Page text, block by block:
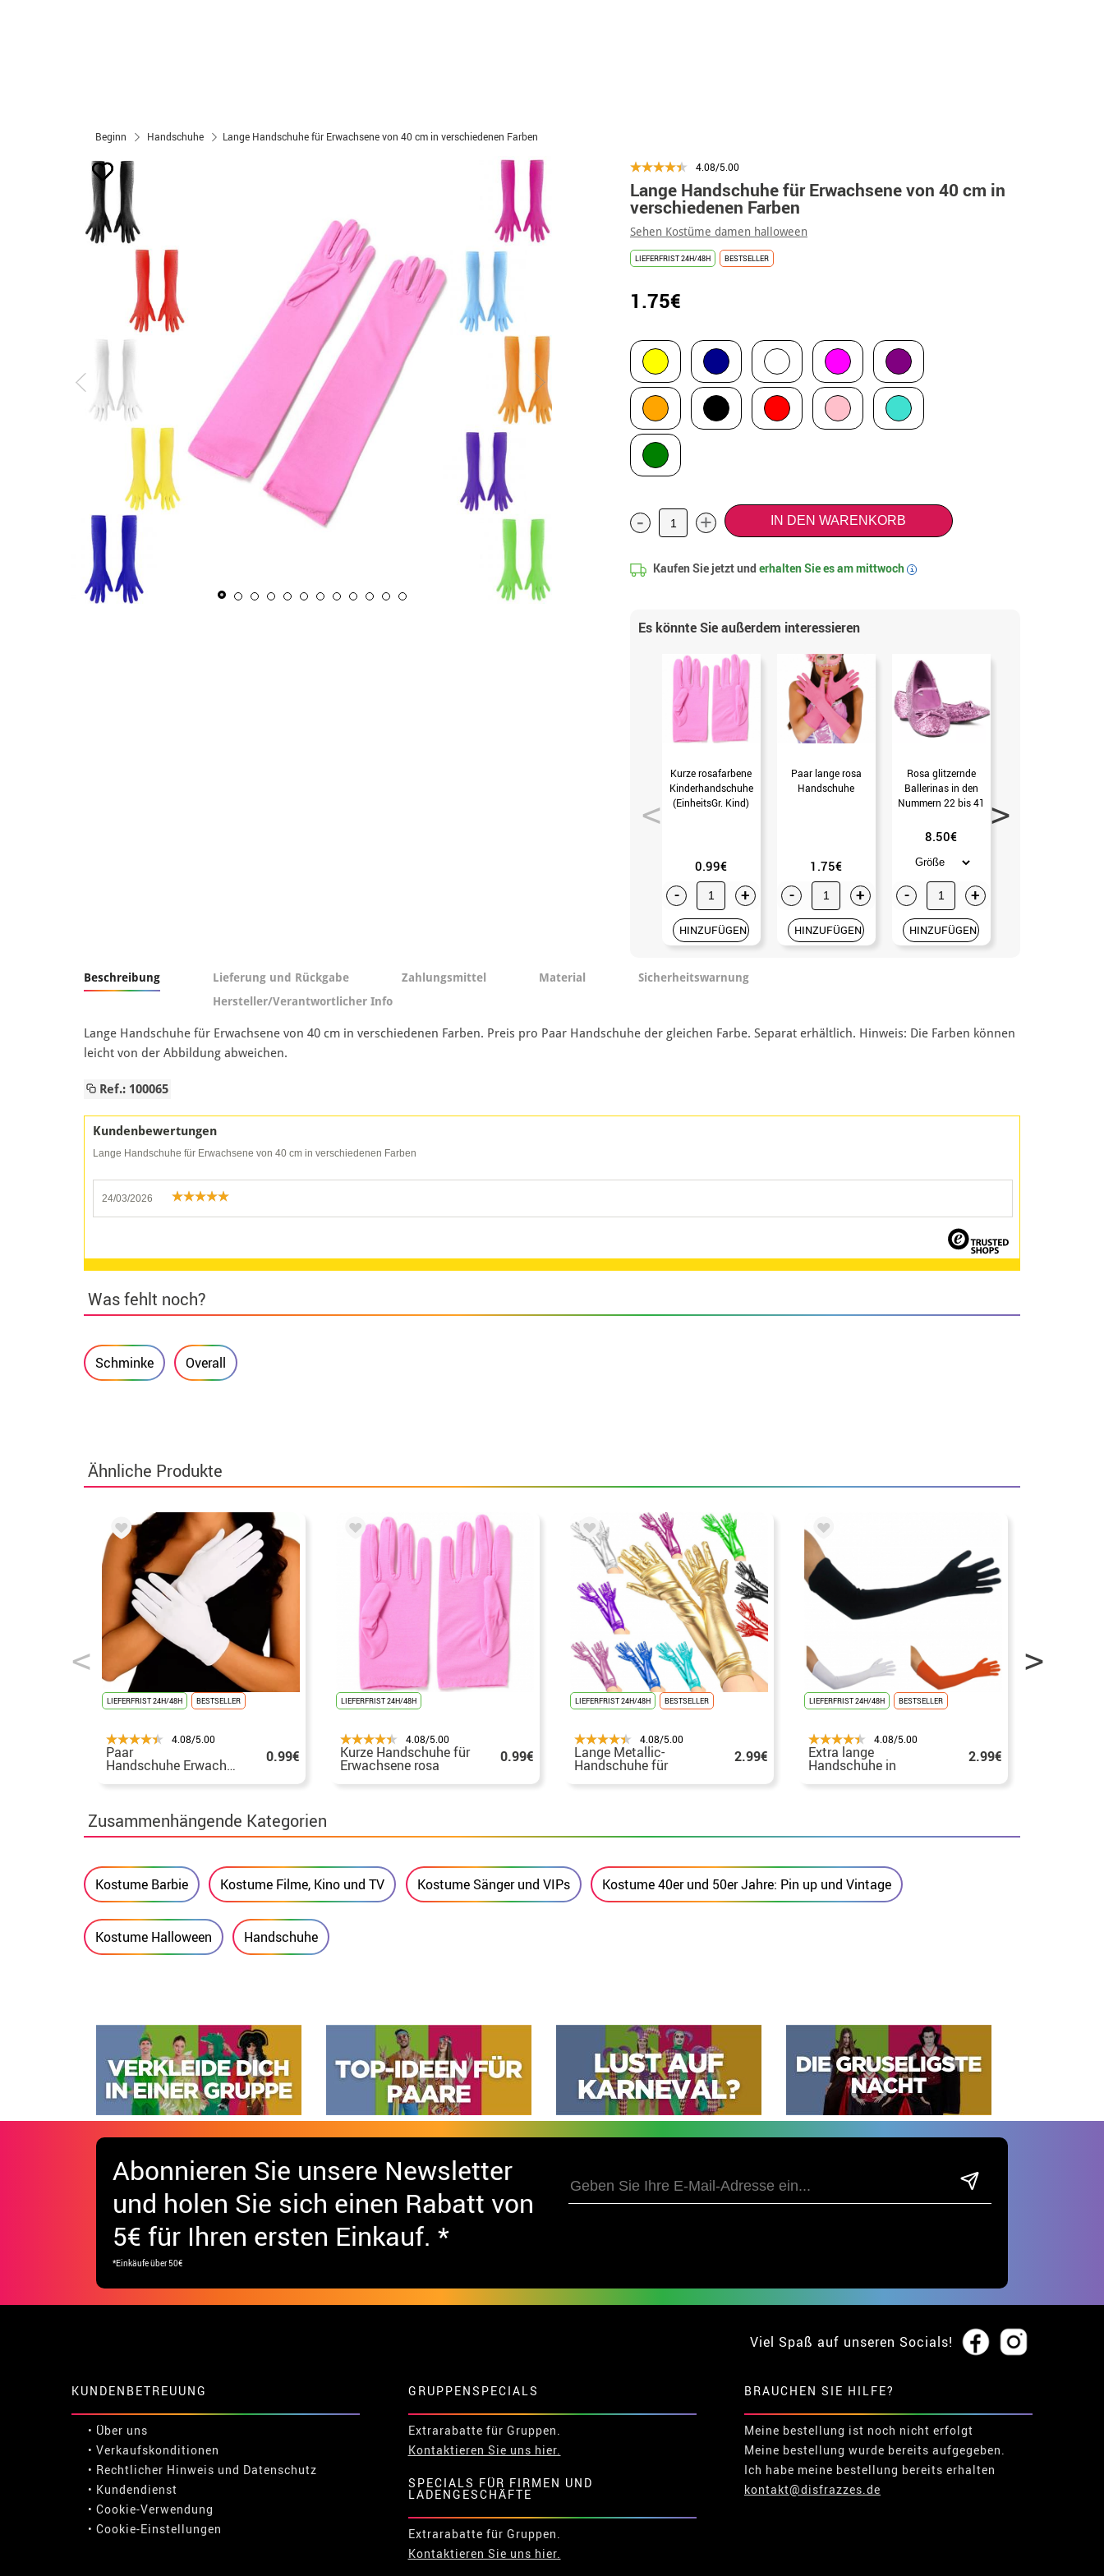
Beginn Handschuhe Lange Handschuhe für Erwachsene von 40 cm in verschiedenen Farben
4.08/5.00
Lange Handschuhe für Erwachsene von 40 cm in
verschiedenen Farben
Sehen Kostüme damen halloween
LIEFERFRIST 24H/48H BESTSELLER
1.75€
- + IN DEN WARENKORB
Kaufen Sie jetzt und erhalten Sie es ammittwoch i
Es könnte Sie außerdem interessieren
Kurze rosafarbene
Kinderhandschuhe
(EinheitsGr. Kind)
0.99€
- +
HINZUFÜGEN
Paar lange rosa
Handschuhe
1.75€
- +
HINZUFÜGEN
Rosa glitzernde
Ballerinas in den
Nummern 22 bis 41
8.50€
- +
HINZUFÜGEN
Beschreibung Lieferung und Rückgabe Zahlungsmittel Material
Sicherheitswarnung
Hersteller/Verantwortlicher Info
Lange Handschuhe für Erwachsene von 40 cm in verschiedenen Farben. Preis pro Paar Handschuhe der gleichen Farbe. Separat erhältlich. Hinweis: Die Farben können
leicht von der Abbildung abweichen.
Ref.: 100065
Kundenbewertungen
Lange Handschuhe für Erwachsene von 40 cm in verschiedenen Farben
24/03/2026
Was fehlt noch?
Schminke Overall
Ähnliche Produkte
LIEFERFRIST 24H/48H BESTSELLER
4.08/5.00
Paar
Handschuhe Erwachsener 0.99€
LIEFERFRIST 24H/48H
4.08/5.00
Kurze Handschuhe für
Erwachsene rosa 0.99€
LIEFERFRIST 24H/48H BESTSELLER
4.08/5.00
Lange Metallic-
Handschuhe für
verschiedenen Farben
2.99€
LIEFERFRIST 24H/48H BESTSELLER
4.08/5.00
Extra lange
Handschuhe in
45 cm
2.99€
Zusammenhängende Kategorien
Kostume Barbie Kostume Filme, Kino und TV Kostume Sänger und VIPs Kostume 40er und 50er Jahre: Pin up und Vintage
Kostume Halloween Handschuhe
Abonnieren Sie unsere Newsletter
und holen Sie sich einen Rabatt von
5€ für Ihren ersten Einkauf. *
*Einkäufe über 50€
Viel Spaß auf unseren Socials!
KUNDENBETREUUNG
• Über uns
• Verkaufskonditionen
• Rechtlicher Hinweis und Datenschutz
• Kundendienst
• Cookie-Verwendung
• Cookie-Einstellungen
GRUPPENSPECIALS
Extrarabatte für Gruppen.
Kontaktieren Sie uns hier.
SPECIALS FÜR FIRMEN UND
LADENGESCHÄFTE
Extrarabatte für Gruppen.
Kontaktieren Sie uns hier.
BRAUCHEN SIE HILFE?
Meine bestellung ist noch nicht erfolgt
Meine bestellung wurde bereits aufgegeben.
Ich habe meine bestellung bereits erhalten
kontakt@disfrazzes.de